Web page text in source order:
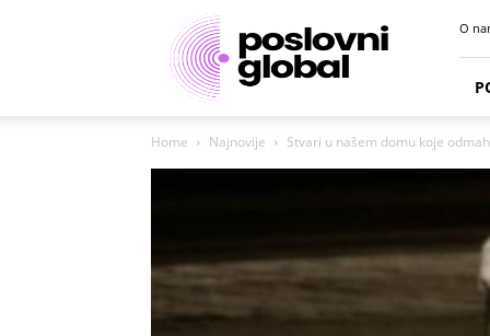
Poslovni
portal
O
Home Najnovije Stvari u našem domu koje